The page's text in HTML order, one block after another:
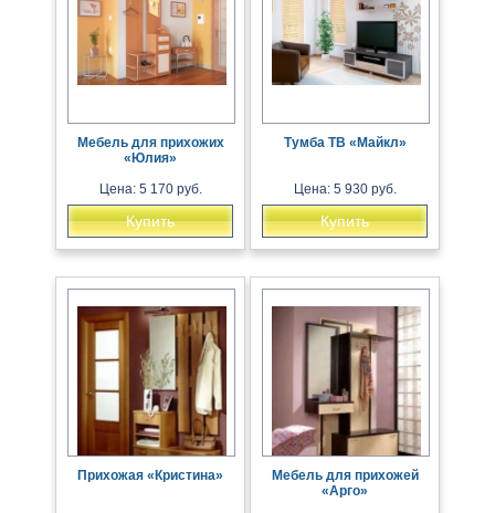
Мебель для прихожих
«Юлия»
Цена: 5 170 руб.
Купить
Тумба ТВ «Майкл»
Цена: 5 930 руб.
Купить
Прихожая «Кристина»
Мебель для прихожей
«Арго»